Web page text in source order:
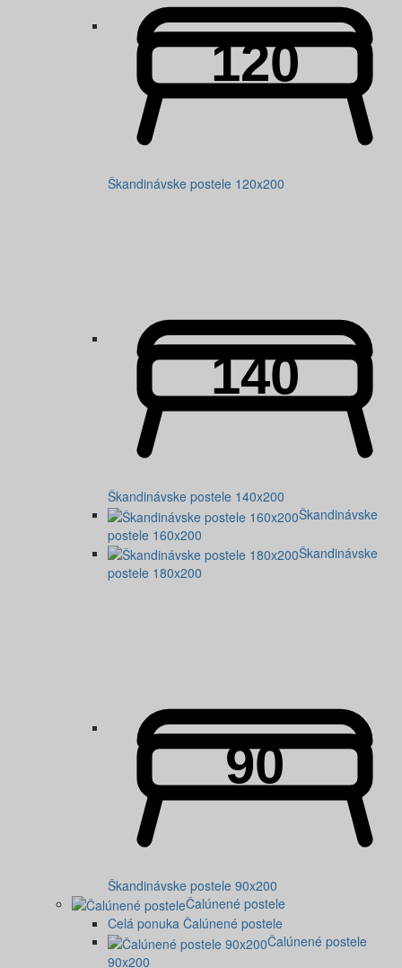
Škandinávske postele 120x200
Škandinávske postele 140x200
Škandinávske
postele 160x200
Škandinávske
postele 180x200
Škandinávske postele 90x200
Čalúnené postele
Celá ponuka Čalúnené postele
Čalúnené postele
90x200